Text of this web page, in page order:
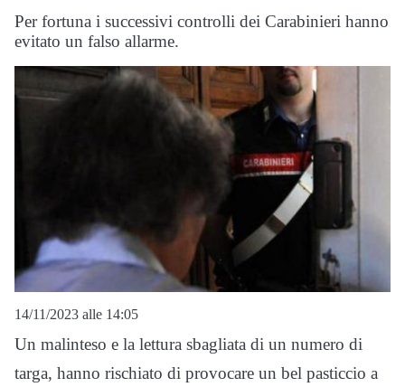
Per fortuna i successivi controlli dei Carabinieri hanno
evitato un falso allarme.
14/11/2023 alle 14:05
Un malinteso e la lettura sbagliata di un numero di
targa, hanno rischiato di provocare un bel pasticcio a